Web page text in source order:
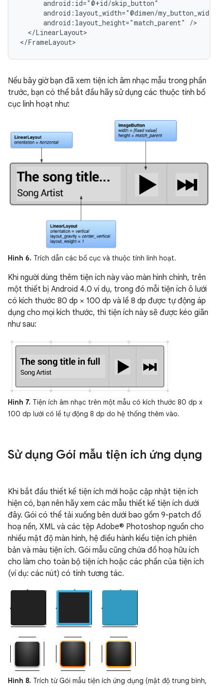
android:layout_height="match_parent"
</LinearLayout>
</FrameLayout>
Nếu bây giờ bạn đã xem tiện ích âm nhạc mẫu trong phần
trước, bạn có thể bắt đầu hãy sử dụng các thuộc tính bố
cục linh hoạt như:
Hình 6. Trích dẫn các bố cục và thuộc tính linh hoạt.
Khi người dùng thêm tiện ích này vào màn hình chính, trên
một thiết bị Android 4.0 ví dụ, trong đó mỗi tiện ích ô lưới
có kích thước 80 dp × 100 dp và lề 8 dp được tự động áp
dụng cho mọi kích thước, thì tiện ích này sẽ được kéo giãn
như sau:
Hình 7. Tiện ích âm nhạc trên một mẫu có kích thước 80 dp x
100 dp lưới có lề tự động 8 dp do hệ thống thêm vào.
Sử dụng Gói mẫu tiện ích ứng dụng
Khi bắt đầu thiết kế tiện ích mới hoặc cập nhật tiện ích
hiện có, bạn nên hãy xem các mẫu thiết kế tiện ích dưới
đây. Gói có thể tải xuống bên dưới bao gồm 9-patch đồ
hoạ nền, XML và các tệp Adobe® Photoshop nguồn cho
nhiều mật độ màn hình, hệ điều hành kiểu tiện ích phiên
bản và màu tiện ích. Gói mẫu cũng chứa đồ hoạ hữu ích
cho làm cho toàn bộ tiện ích hoặc các phần của tiện ích
(ví dụ: các nút) có tính tương tác.
Hình 8. Trích từ Gói mẫu tiện ích ứng dụng (mật độ trung bình,